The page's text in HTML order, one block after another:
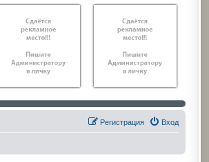
Вход
Регистрация